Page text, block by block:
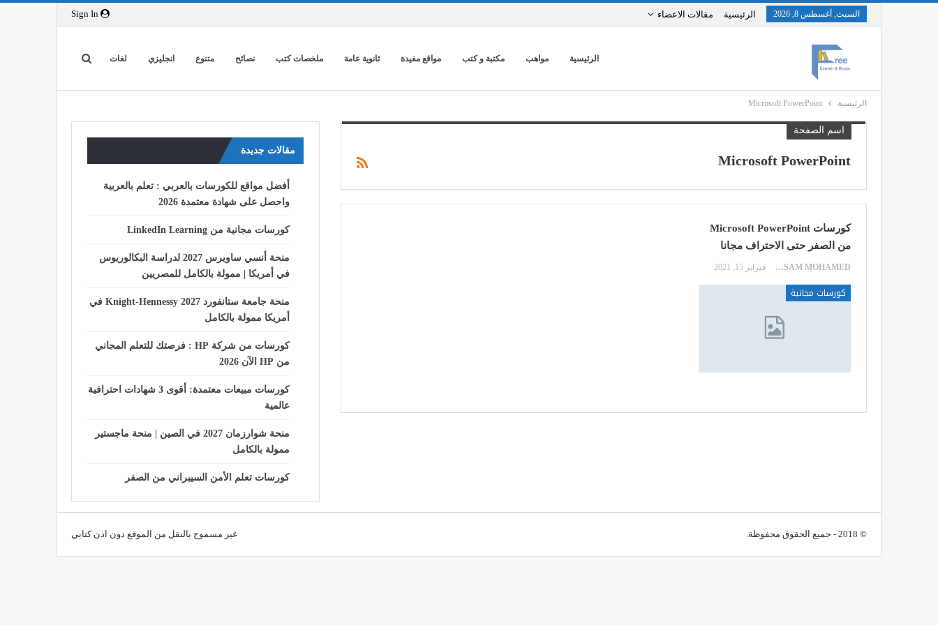
السبت, أغسطس 8, 2026 الرئيسية مقالات الاعضاء
الرئيسية مواهب مكتبة و كتب مواقع مفيدة ثانوية عامة ملخصات كتب نصائح متنوع انجليزي لغات
الرئيسية Microsoft PowerPoint
اسم الصفحة
Microsoft PowerPoint
كورسات Microsoft PowerPoint
من الصفر حتى الاحتراف مجانا
HOSSAM MOHAMED فبراير 15, 2021
كورسات مجانية
مقالات جديدة
أفضل مواقع للكورسات بالعربي : تعلم بالعربية
واحصل على شهادة معتمدة 2026
كورسات مجانية من LinkedIn Learning
منحة أنسي ساويرس 2027 لدراسة البكالوريوس
في أمريكا | ممولة بالكامل للمصريين
منحة جامعة ستانفورد Knight-Hennessy 2027 في
أمريكا ممولة بالكامل
كورسات من شركة HP : فرصتك للتعلم المجاني
من HP الآن 2026
كورسات مبيعات معتمدة: أقوى 3 شهادات احترافية
عالمية
منحة شوارزمان 2027 في الصين | منحة ماجستير
ممولة بالكامل
كورسات تعلم الأمن السيبراني من الصفر
© 2018 - جميع الحقوق محفوظة. غير مسموح بالنقل من الموقع دون اذن كتابي